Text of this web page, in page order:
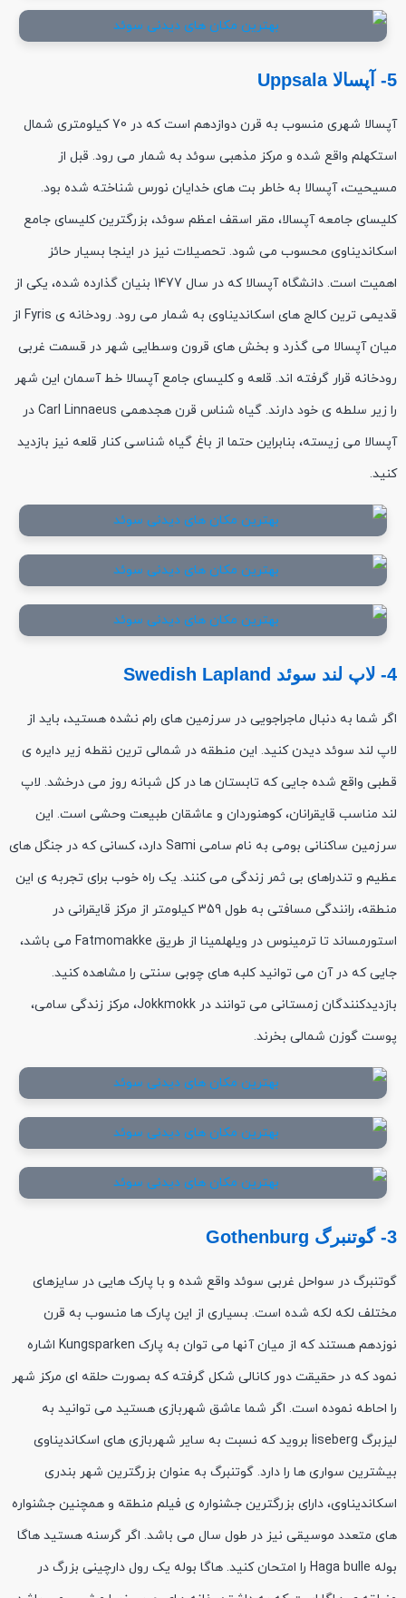
5- آپسالا Uppsala
آپسالا شهری منسوب به قرن دوازدهم است که در 70 کیلومتری شمال
استکهلم واقع شده و مرکز مذهبی سوئد به شمار می رود. قبل از
مسیحیت، آپسالا به خاطر بت های خدایان نورس شناخته شده بود.
کلیسای جامعه آپسالا، مقر اسقف اعظم سوئد، بزرگترین کلیسای جامع
اسکاندیناوی محسوب می شود. تحصیلات نیز در اینجا بسیار حائز
اهمیت است. دانشگاه آپسالا که در سال 1477 بنیان گذارده شده، یکی از
قدیمی ترین کالج های اسکاندیناوی به شمار می رود. رودخانه ی Fyris از
میان آپسالا می گذرد و بخش های قرون وسطایی شهر در قسمت غربی
رودخانه قرار گرفته اند. قلعه و کلیسای جامع آپسالا خط آسمان این شهر
را زیر سلطه ی خود دارند. گیاه شناس قرن هجدهمی Carl Linnaeus در
آپسالا می زیسته، بنابراین حتما از باغ گیاه شناسی کنار قلعه نیز بازدید
کنید.
4- لاپ لند سوئد Swedish Lapland
اگر شما به دنبال ماجراجویی در سرزمین های رام نشده هستید، باید از
لاپ لند سوئد دیدن کنید. این منطقه در شمالی ترین نقطه زیر دایره ی
قطبی واقع شده جایی که تابستان ها در کل شبانه روز می درخشد. لاپ
لند مناسب قایقرانان، کوهنوردان و عاشقان طبیعت وحشی است. این
سرزمین ساکنانی بومی به نام سامی Sami دارد، کسانی که در جنگل های
عظیم و تندراهای بی ثمر زندگی می کنند. یک راه خوب برای تجربه ی این
منطقه، رانندگی مسافتی به طول 359 کیلومتر از مرکز قایقرانی در
استورمساند تا ترمینوس در ویلهلمینا از طریق Fatmomakke می باشد،
جایی که در آن می توانید کلبه های چوبی سنتی را مشاهده کنید.
بازدیدکنندگان زمستانی می توانند در Jokkmokk، مرکز زندگی سامی،
پوست گوزن شمالی بخرند.
3- گوتنبرگ Gothenburg
گوتنبرگ در سواحل غربی سوئد واقع شده و با پارک هایی در سایزهای
مختلف لکه لکه شده است. بسیاری از این پارک ها منسوب به قرن
نوزدهم هستند که از میان آنها می توان به پارک Kungsparken اشاره
نمود که در حقیقت دور کانالی شکل گرفته که بصورت حلقه ای مرکز شهر
را احاطه نموده است. اگر شما عاشق شهربازی هستید می توانید به
لیزبرگ liseberg بروید که نسبت به سایر شهربازی های اسکاندیناوی
بیشترین سواری ها را دارد. گوتنبرگ به عنوان بزرگترین شهر بندری
اسکاندیناوی، دارای بزرگترین جشنواره ی فیلم منطقه و همچنین جشنواره
های متعدد موسیقی نیز در طول سال می باشد. اگر گرسنه هستید هاگا
بوله Haga bulle را امتحان کنید. هاگا بوله یک رول دارچینی بزرگ در